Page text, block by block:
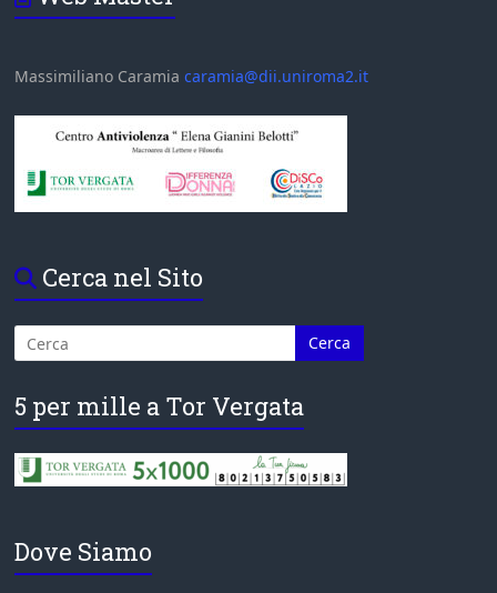
Massimiliano Caramiacaramia@dii.uniroma2.it
Cerca nel Sito
5 per mille a Tor Vergata
Dove Siamo